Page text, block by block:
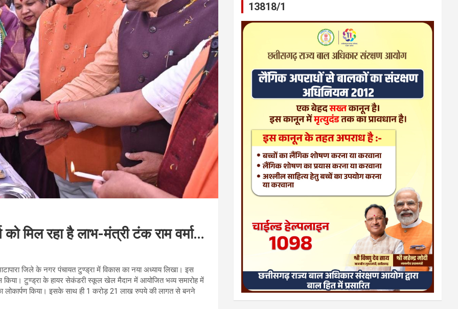
मिल रहा है लाभ-मंत्री टंक राम वर्मा…
जिले के नगर पंचायत टुण्ड्रा में विकास का नया अध्याय लिखा। इस
किया। टुण्ड्रा के हायर सेकंडरी स्कूल खेल मैदान में आयोजित भव्य समारोह में
लोकार्पण किया। इसके साथ ही 1 करोड़ 21 लाख रुपये की लागत से बनने
13818/1